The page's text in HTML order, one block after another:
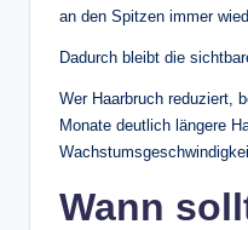
an den Spitzen immer
Dadurch bleibt die
Wer Haarbruch reduziert,
Monate deutlich längere
Wann